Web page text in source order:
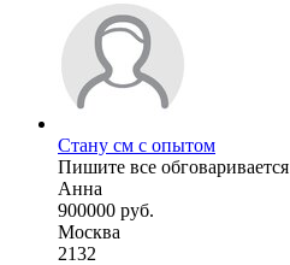
Стану см с опытом
Пишите все обговаривается
Анна
900000 руб.
Москва
2132